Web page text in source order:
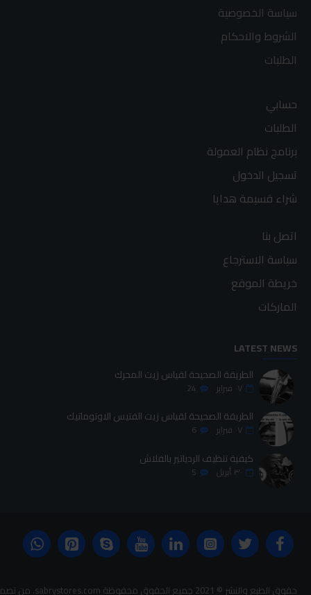
سياسة الخصوصية
الشروط والاحكام
الطلبات
حسابي
الطلبات
برنامج نظام العمولة
تسجيل الدخول
شراء قسيمة هدايا
اتصل بنا
سياسة الاسترجاع
خريطة الموقع
الماركات
LATEST NEWS
الطريقة الصحيحة لقياس زيت المحرك
٠٧ فبراير 24
الطريقة الصحيحة لقياس زيت الفتيس الاوتوماتيك
٠٧ فبراير 6
كيفية تنظيف الردياتير بالفلاش
٣٠ أبريل 5
حقوق الطبع والنشر © 2021 جميع الحقوق محفوظة sabrystores.com. من تصميم-